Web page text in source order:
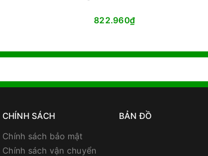
822.960₫
CHÍNH SÁCH
Chính sách bảo mật
Chính sách vận chuyển
BẢN ĐỒ